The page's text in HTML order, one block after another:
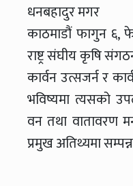
धनबहादुर मगर
काठमाडौं फागुन ६,
राष्ट्र संघीय कृषि
कार्वन उत्सजर्न र
भविष्यमा त्यसको
वन तथा वातावरण
प्रमुख अतिथ्यमा